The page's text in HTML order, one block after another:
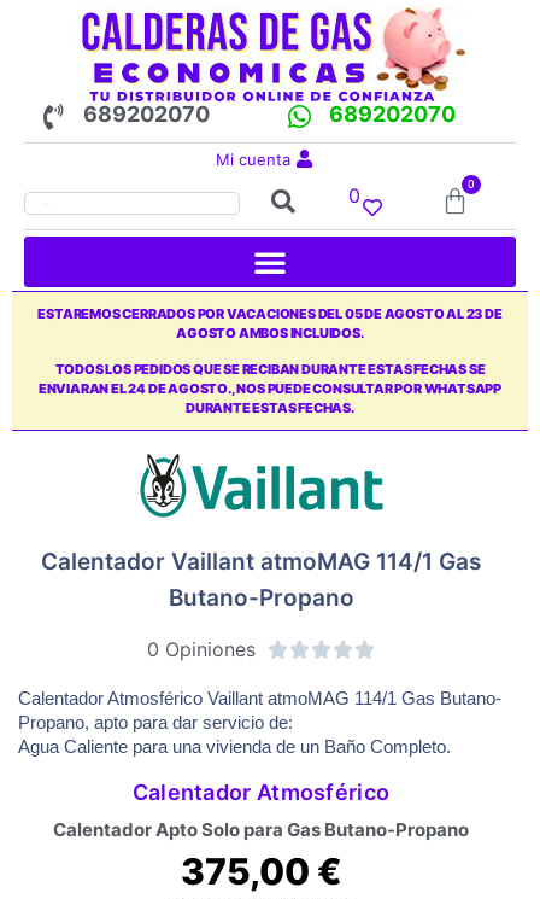
689202070 689202070
Mi cuenta
0 0
ESTAREMOS CERRADOS POR VACACIONES DEL 05 DE AGOSTO AL 23 DE
AGOSTO AMBOS INCLUIDOS.
TODOS LOS PEDIDOS QUE SE RECIBAN DURANTE ESTAS FECHAS SE
ENVIARAN EL 24 DE AGOSTO., NOS PUEDE CONSULTAR POR WHATSAPP
DURANTE ESTAS FECHAS.
Calentador Vaillant atmoMAG 114/1 Gas
Butano-Propano
0 Opiniones 
Calentador Atmosférico Vaillant atmoMAG 114/1 Gas Butano-
Propano, apto para dar servicio de:
Agua Caliente para una vivienda de un Baño Completo.
Calentador Atmosférico
Calentador Apto Solo para Gas Butano-Propano
375,00 €